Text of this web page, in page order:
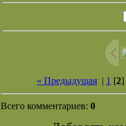
« Предыдущая | 1 [2]
Всего комментариев: 0